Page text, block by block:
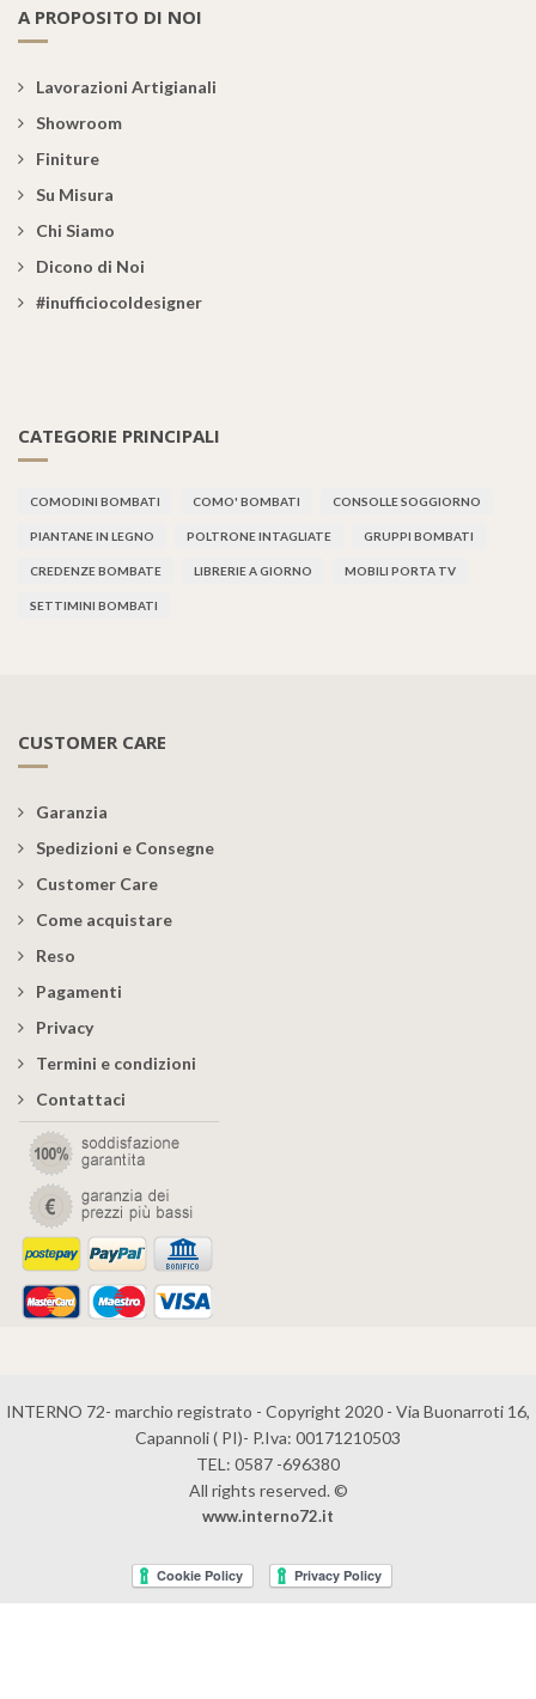
A PROPOSITO DI NOI
Lavorazioni Artigianali
Showroom
Finiture
Su Misura
Chi Siamo
Dicono di Noi
#inufficiocoldesigner
CATEGORIE PRINCIPALI
COMODINI BOMBATI COMO' BOMBATI CONSOLLE SOGGIORNO
PIANTANE IN LEGNO POLTRONE INTAGLIATE GRUPPI BOMBATI
CREDENZE BOMBATE LIBRERIE A GIORNO MOBILI PORTA TV
SETTIMINI BOMBATI
CUSTOMER CARE
Garanzia
Spedizioni e Consegne
Customer Care
Come acquistare
Reso
Pagamenti
Privacy
Termini e condizioni
Contattaci
INTERNO 72- marchio registrato - Copyright 2020 - Via Buonarroti 16,
Capannoli ( PI)- P.Iva: 00171210503
TEL: 0587 -696380
All rights reserved. ©
www.interno72.it